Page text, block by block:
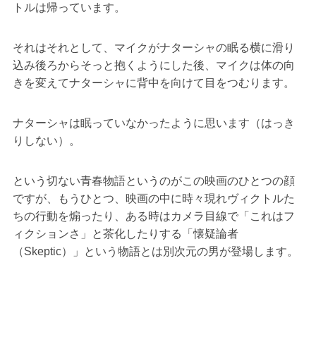
トルは帰っています。
それはそれとして、マイクがナターシャの眠る横に滑り
込み後ろからそっと抱くようにした後、マイクは体の向
きを変えてナターシャに背中を向けて目をつむります。
ナターシャは眠っていなかったように思います（はっき
りしない）。
という切ない青春物語というのがこの映画のひとつの顔
ですが、もうひとつ、映画の中に時々現れヴィクトルた
ちの行動を煽ったり、ある時はカメラ目線で「これはフ
ィクションさ」と茶化したりする「懐疑論者
（Skeptic）」という物語とは別次元の男が登場します。